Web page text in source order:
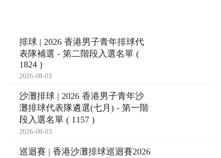
排球 | 2026 香港男子青年排球代
表隊補選 - 第二階段入選名單 (
1824 )
2026-08-03
沙灘排球 | 2026 香港男子青年沙
灘排球代表隊遴選(七月) - 第一階
段入選名單 ( 1157 )
2026-08-03
巡迴賽 | 香港沙灘排球巡迴賽2026